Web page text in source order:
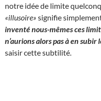
notre idée de limite
«illusoire» signifie
inventé nous-mêmes ces
n’aurions alors pas à en subir
saisir cette subtilité.